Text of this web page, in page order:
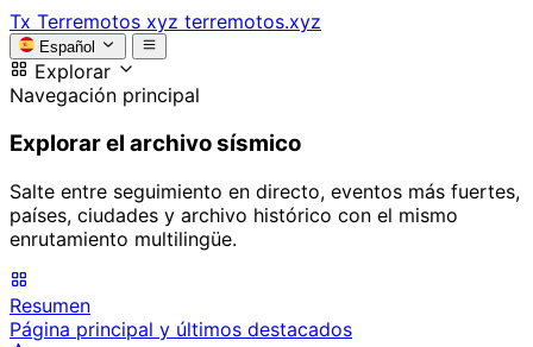
Tx Terremotos xyz terremotos.xyz
Español
Explorar
Navegación principal
Explorar el archivo sísmico
Salte entre seguimiento en directo, eventos más fuertes,
países, ciudades y archivo histórico con el mismo
enrutamiento multilingüe.
Resumen
Página principal y últimos destacados